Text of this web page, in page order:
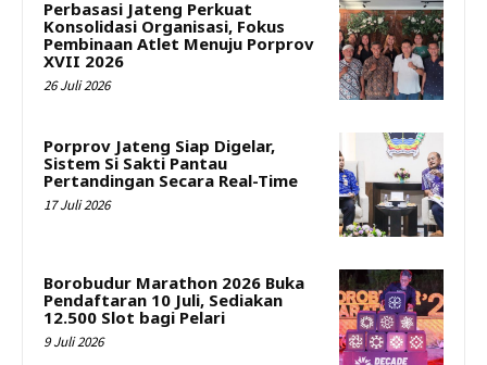
Perbasasi Jateng Perkuat
Konsolidasi Organisasi, Fokus
Pembinaan Atlet Menuju Porprov
XVII 2026
26 Juli 2026
Porprov Jateng Siap Digelar,
Sistem Si Sakti Pantau
Pertandingan Secara Real-Time
17 Juli 2026
Borobudur Marathon 2026 Buka
Pendaftaran 10 Juli, Sediakan
12.500 Slot bagi Pelari
9 Juli 2026